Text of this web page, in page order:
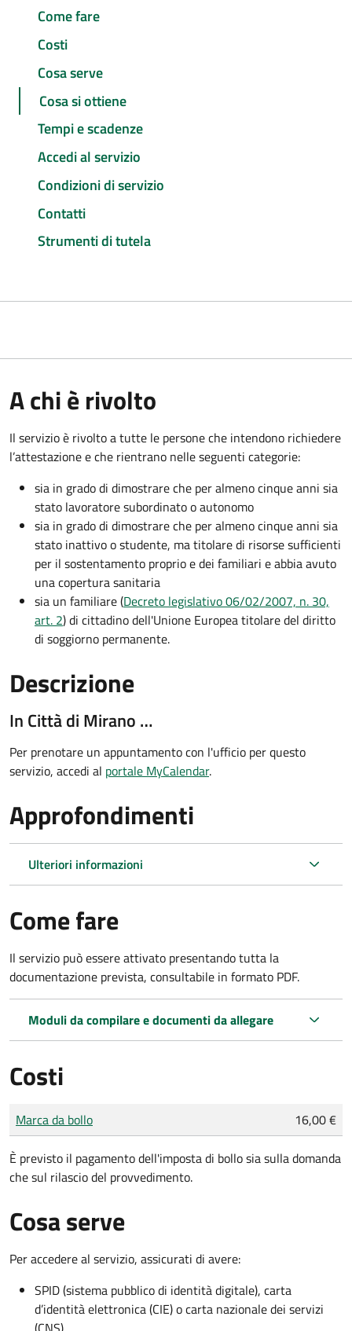
Come fare
Costi
Cosa serve
Cosa si ottiene
Tempi e scadenze
Accedi al servizio
Condizioni di servizio
Contatti
Strumenti di tutela
A chi è rivolto
Il servizio è rivolto a tutte le persone che intendono richiedere
l’attestazione e che rientrano nelle seguenti categorie:
sia in grado di dimostrare che per almeno cinque anni sia
stato lavoratore subordinato o autonomo
sia in grado di dimostrare che per almeno cinque anni sia
stato inattivo o studente, ma titolare di risorse sufficienti
per il sostentamento proprio e dei familiari e abbia avuto
una copertura sanitaria
sia un familiare (Decreto legislativo 06/02/2007, n. 30,
art. 2) di cittadino dell'Unione Europea titolare del diritto
di soggiorno permanente.
Descrizione
In Città di Mirano …
Per prenotare un appuntamento con l'ufficio per questo
servizio, accedi al portale MyCalendar.
Approfondimenti
Ulteriori informazioni
Come fare
Il servizio può essere attivato presentando tutta la
documentazione prevista, consultabile in formato PDF.
Moduli da compilare e documenti da allegare
Costi
Tipo di pagamento
Importo
Marca da bollo 16,00 €
È previsto il pagamento dell'imposta di bollo sia sulla domanda
che sul rilascio del provvedimento.
Cosa serve
Per accedere al servizio, assicurati di avere:
SPID (sistema pubblico di identità digitale), carta
d’identità elettronica (CIE) o carta nazionale dei servizi